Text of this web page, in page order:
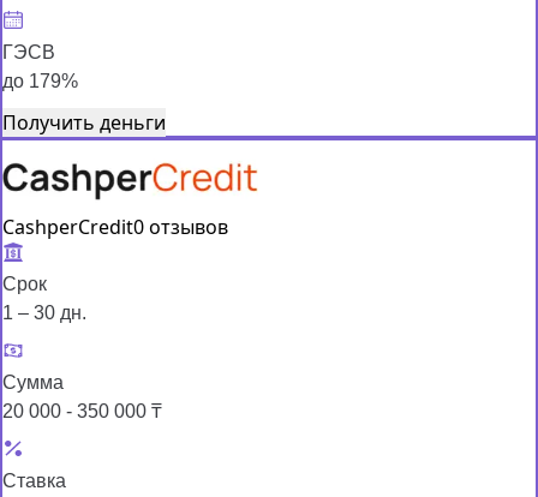
ГЭСВ
до 179%
Получить деньги
CashperCredit0 отзывов
Срок
1 – 30 дн.
Сумма
20 000 - 350 000 ₸
Ставка